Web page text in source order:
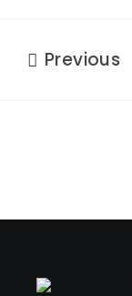
Previous